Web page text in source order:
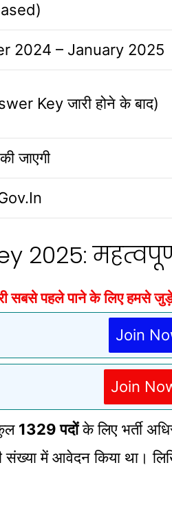
2024 – January 2025
Key जारी होने के बाद)
जाएगी
2025:
सबसे पहले पाने के लिए हमसे
Join
Join
1329 पदोंके लिए भर्ती
संख्या में आवेदन किया था।